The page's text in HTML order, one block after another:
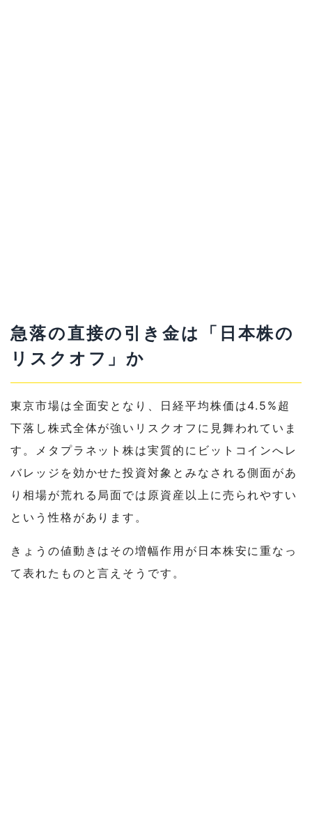
急落の直接の引き金は「日本株の
リスクオフ」か
東京市場は全面安となり、日経平均株価は4.5%超
下落し株式全体が強いリスクオフに見舞われていま
す。メタプラネット株は実質的にビットコインへレ
バレッジを効かせた投資対象とみなされる側面があ
り相場が荒れる局面では原資産以上に売られやすい
という性格があります。
きょうの値動きはその増幅作用が日本株安に重なっ
て表れたものと言えそうです。